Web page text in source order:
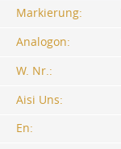
Markierung:
Analogon:
W. Nr.:
Aisi Uns:
En: